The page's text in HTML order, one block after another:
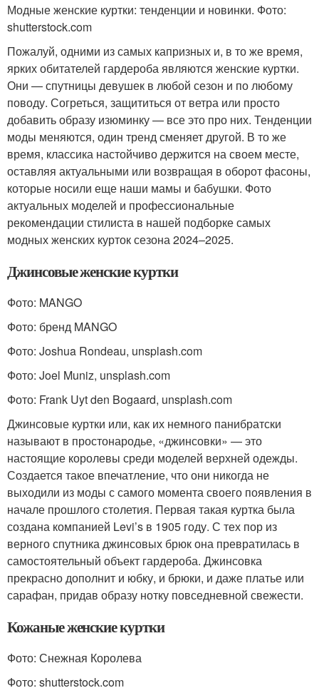
Модные женские куртки: тенденции и новинки. Фото:
shutterstock.com
Пожалуй, одними из самых капризных и, в то же время,
ярких обитателей гардероба являются женские куртки.
Они — спутницы девушек в любой сезон и по любому
поводу. Согреться, защититься от ветра или просто
добавить образу изюминку — все это про них. Тенденции
моды меняются, один тренд сменяет другой. В то же
время, классика настойчиво держится на своем месте,
оставляя актуальными или возвращая в оборот фасоны,
которые носили еще наши мамы и бабушки. Фото
актуальных моделей и профессиональные
рекомендации стилиста в нашей подборке самых
модных женских курток сезона 2024–2025.
Джинсовые женские куртки
Фото: MANGO
Фото: бренд MANGO
Фото: Joshua Rondeau, unsplash.com
Фото: Joel Muniz, unsplash.com
Фото: Frank Uyt den Bogaard, unsplash.com
Джинсовые куртки или, как их немного панибратски
называют в простонародье, «джинсовки» — это
настоящие королевы среди моделей верхней одежды.
Создается такое впечатление, что они никогда не
выходили из моды с самого момента своего появления в
начале прошлого столетия. Первая такая куртка была
создана компанией Levi’s в 1905 году. С тех пор из
верного спутника джинсовых брюк она превратилась в
самостоятельный объект гардероба. Джинсовка
прекрасно дополнит и юбку, и брюки, и даже платье или
сарафан, придав образу нотку повседневной свежести.
Кожаные женские куртки
Фото: Снежная Королева
Фото: shutterstock.com